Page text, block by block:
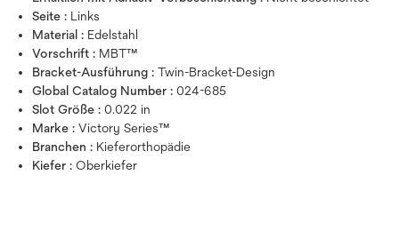
Seite : Links
Material : Edelstahl
Vorschrift : MBT™
Bracket-Ausführung : Twin-Bracket-Design
Global Catalog Number : 024-685
Slot Größe : 0.022 in
Marke : Victory Series™
Branchen : Kieferorthopädie
Kiefer : Oberkiefer